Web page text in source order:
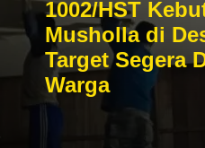
1002/HST
Musholla di
Target Segera
Warga